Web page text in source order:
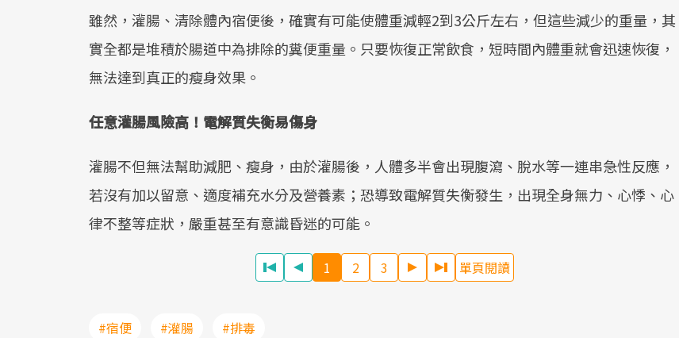
Mute
雖然，灌腸、清除體內宿便後，確實有可能使體重減輕2到3公斤左右，但這些減少的重量，其
實全都是堆積於腸道中為排除的糞便重量。只要恢復正常飲食，短時間內體重就會迅速恢復，
無法達到真正的瘦身效果。
任意灌腸風險高！電解質失衡易傷身
灌腸不但無法幫助減肥、瘦身，由於灌腸後，人體多半會出現腹瀉、脫水等一連串急性反應，
若沒有加以留意、適度補充水分及營養素；恐導致電解質失衡發生，出現全身無力、心悸、心
律不整等症狀，嚴重甚至有意識昏迷的可能。
1 2 3 單頁閱讀
#宿便 #灌腸 #排毒